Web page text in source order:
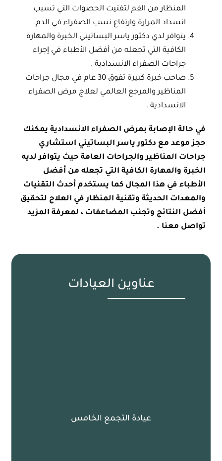
المنظار من الفم لتفتيت الحصوات التي تسبب
انسداد المرارة وارتفاع نسب الصفراء في الدم.
يتوافر لدي دكتور ياسر البساتيني الخبرة والمهارة
الكافية التي تجعله من أفضل الأطباء في إجراء
جراحات الصفراء الانسدادية .
صاحب خبرة كبيرة تفوق 30 عام في مجال جراحات
المناظير والمرجع العالمي لعلاج مرض الصفراء
الانسدادية .
في حالة الإصابة بمرض الصفراء الانسدادية يمكنك
حجز موعد مع دكتور ياسر البساتيني استشاري
جراحات المناظير والجراحات العامة حيث يتوافر لديه
الخبرة والمهارة الكافية التي تجعله من أفضل
الأطباء في هذا المجال كما يستخدم أحدث التقنيات
والمعدات الحديثة وتقنية المنظار في العلاج لتحقيق
أفضل النتائج وتجنب المضاعفات ، لمعرفة المزيد
تواصل معنا .
عناوين العيادات
عيادة التجمع الخامس